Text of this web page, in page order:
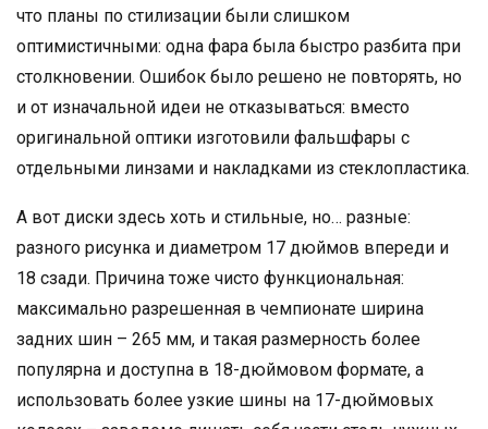
что планы по стилизации были слишком
оптимистичными: одна фара была быстро разбита при
столкновении. Ошибок было решено не повторять, но
и от изначальной идеи не отказываться: вместо
оригинальной оптики изготовили фальшфары с
отдельными линзами и накладками из стеклопластика.
А вот диски здесь хоть и стильные, но… разные:
разного рисунка и диаметром 17 дюймов впереди и
18 сзади. Причина тоже чисто функциональная:
максимально разрешенная в чемпионате ширина
задних шин – 265 мм, и такая размерность более
популярна и доступна в 18-дюймовом формате, а
использовать более узкие шины на 17-дюймовых